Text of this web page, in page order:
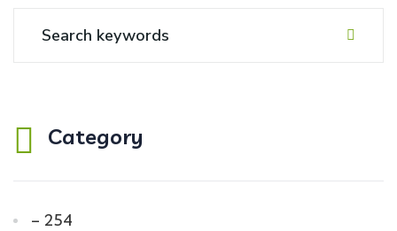
Category
– 254